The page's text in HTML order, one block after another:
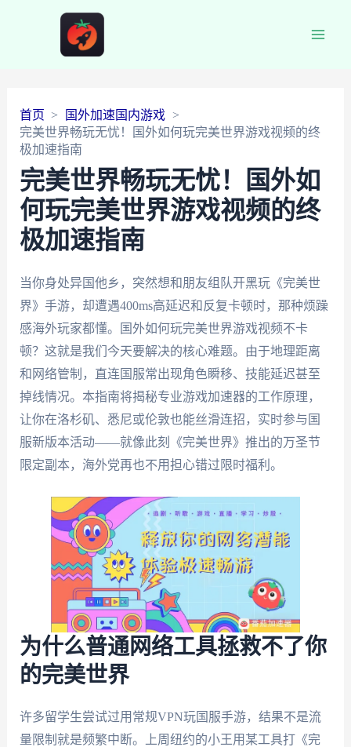
首页
国外加速国内游戏
完美世界畅玩无忧！国外如何玩完美世界游戏视频的终
极加速指南
完美世界畅玩无忧！国外如
何玩完美世界游戏视频的终
极加速指南
当你身处异国他乡，突然想和朋友组队开黑玩《完美世
界》手游，却遭遇400ms高延迟和反复卡顿时，那种烦躁
感海外玩家都懂。国外如何玩完美世界游戏视频不卡
顿？这就是我们今天要解决的核心难题。由于地理距离
和网络管制，直连国服常出现角色瞬移、技能延迟甚至
掉线情况。本指南将揭秘专业游戏加速器的工作原理，
让你在洛杉矶、悉尼或伦敦也能丝滑连招，实时参与国
服新版本活动——就像此刻《完美世界》推出的万圣节
限定副本，海外党再也不用担心错过限时福利。
为什么普通网络工具拯救不了你
的完美世界
许多留学生尝试过用常规VPN玩国服手游，结果不是流
量限制就是频繁中断。上周纽约的小王用某工具打《完